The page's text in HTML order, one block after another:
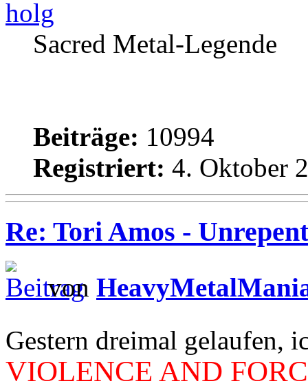
holg
Sacred Metal-Legende
Beiträge: 10994
Registriert: 4. Oktober
Re: Tori Amos -
von
Gestern dreimal gelaufen,
VIOLENCE AND